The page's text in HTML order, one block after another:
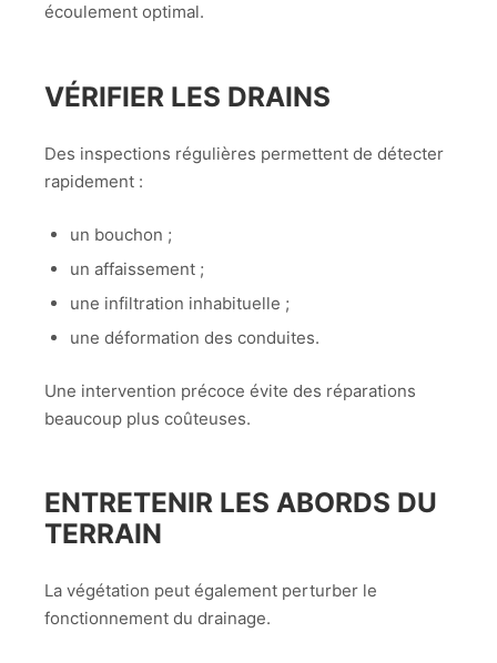
écoulement optimal.
VÉRIFIER LES DRAINS
Des inspections régulières permettent de détecter
rapidement :
un bouchon ;
un affaissement ;
une infiltration inhabituelle ;
une déformation des conduites.
Une intervention précoce évite des réparations
beaucoup plus coûteuses.
ENTRETENIR LES ABORDS DU
TERRAIN
La végétation peut également perturber le
fonctionnement du drainage.